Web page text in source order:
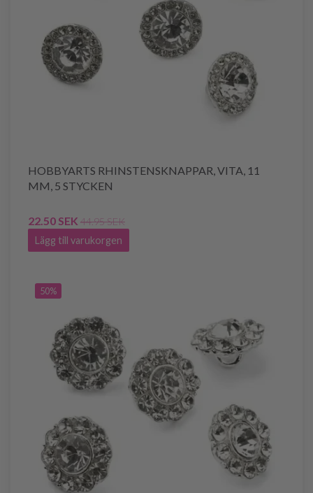
HOBBYARTS RHINSTENSKNAPPAR, VITA, 11
MM, 5 STYCKEN
22.50 SEK 44.95 SEK
Lägg till varukorgen
50%